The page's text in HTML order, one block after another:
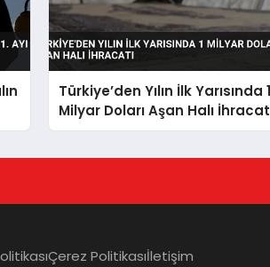
Türkiye’den Yılın İlk Yarısında
Milyar Doları Aşan Halı
Çerez Politikasıİletişim